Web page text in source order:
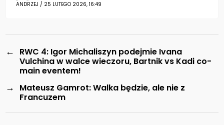
ANDRZEJ / 25 LUTEGO 2026, 16:49
←
RWC 4: Igor Michaliszyn podejmie Ivana
Vulchina w walce wieczoru, Bartnik vs Kadi co-
main eventem!
→
Mateusz Gamrot: Walka będzie, ale nie z
Francuzem